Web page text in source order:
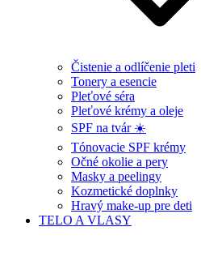
Čistenie a odlíčenie pleti
Tonery a esencie
Pleťové séra
Pleťové krémy a oleje
SPF na tvár ☀️
Tónovacie SPF krémy
Očné okolie a pery
Masky a peelingy
Kozmetické doplnky
Hravý make-up pre deti
TELO A VLASY